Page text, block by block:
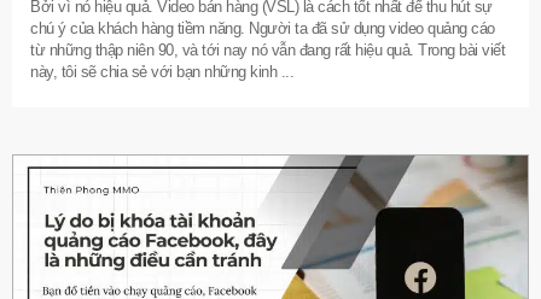
Bởi vì nó hiệu quả. Video bán hàng (VSL) là cách tốt nhất để thu hút sự
chú ý của khách hàng tiềm năng. Người ta đã sử dụng video quảng cáo
từ những thập niên 90, và tới nay nó vẫn đang rất hiệu quả. Trong bài viết
này, tôi sẽ chia sẻ với bạn những kinh ...